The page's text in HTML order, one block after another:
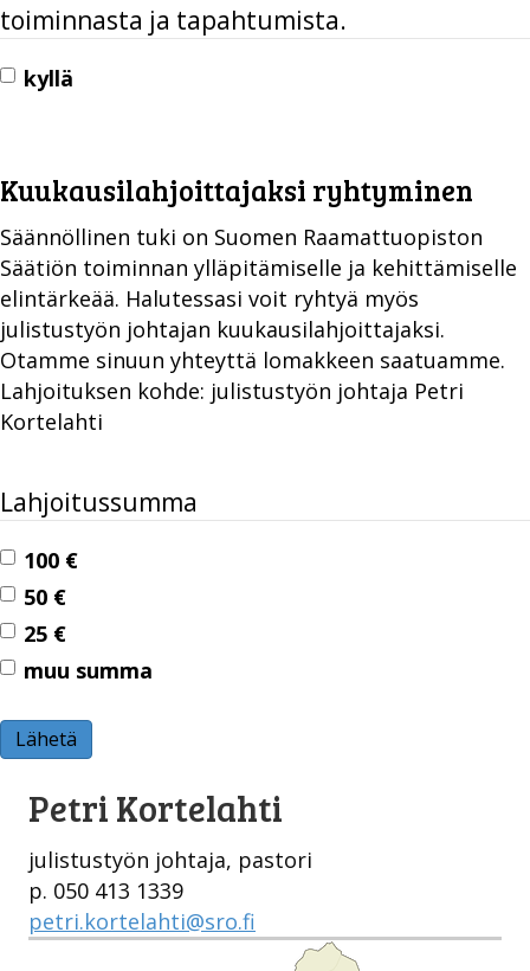
toiminnasta ja tapahtumista.
kyllä
Kuukausilahjoittajaksi ryhtyminen
Säännöllinen tuki on Suomen Raamattuopiston
Säätiön toiminnan ylläpitämiselle ja kehittämiselle
elintärkeää. Halutessasi voit ryhtyä myös
julistustyön johtajan kuukausilahjoittajaksi.
Otamme sinuun yhteyttä lomakkeen saatuamme.
Lahjoituksen kohde: julistustyön johtaja Petri
Kortelahti
Lahjoitussumma
100 €
50 €
25 €
muu summa
Lähetä
Petri Kortelahti
julistustyön johtaja, pastori
p. 050 413 1339
petri.kortelahti@sro.fi